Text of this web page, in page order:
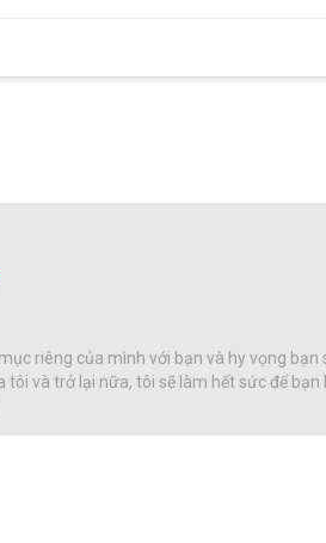
riêng của mình với bạn và hy vọng bạn
và trở lại nữa, tôi sẽ làm hết sức để bạn